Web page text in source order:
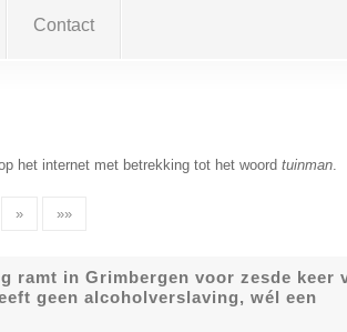
Contact
het internet met betrekking tot het woord tuinman.
» »»
ramt in Grimbergen voor zesde keer
geen alcoholverslaving, wél een